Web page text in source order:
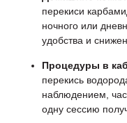
перекиси
ночного или
удобства и
Процедуры в
перекись
наблюдением,
одну сессию